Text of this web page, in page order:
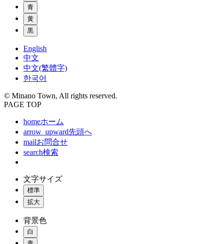
青
黄
黒
English
中文
中文(繁體字)
한국어
© Minano Town, All rights reserved.
PAGE TOP
homeホーム
arrow_upward先頭へ
mailお問合せ
search検索
文字サイズ
標準
拡大
背景色
白